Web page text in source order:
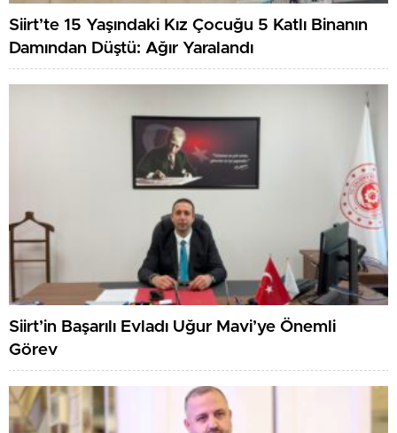
Siirt’te 15 Yaşındaki Kız Çocuğu 5 Katlı Binanın
Damından Düştü: Ağır Yaralandı
Siirt’in Başarılı Evladı Uğur Mavi’ye Önemli
Görev